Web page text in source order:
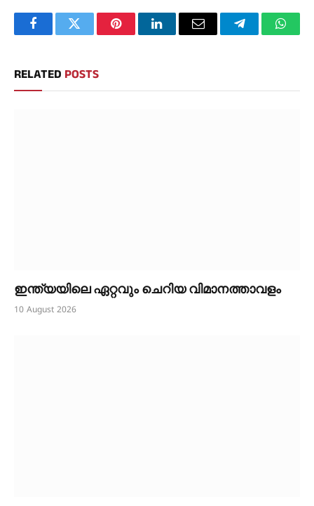
FacebookTwitter PinterestLinkedInEmail Telegram
RELATED POSTS
ഇന്ത്യയിലെ ഏറ്റവും ചെറിയ വിമാനത്താവളം
10 August 2026